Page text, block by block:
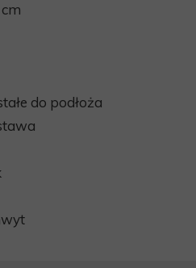
do podłoża